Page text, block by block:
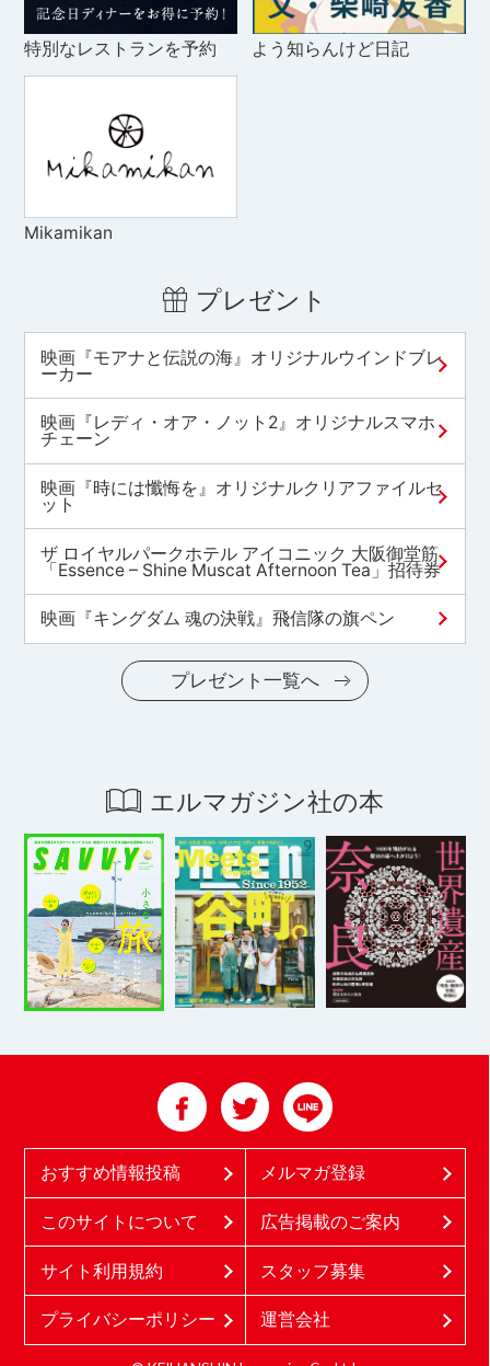
特別なレストランを予約 よう知らんけど日記
Mikamikan
プレゼント
映画『モアナと伝説の海』オリジナルウインドブレ
ーカー
映画『レディ・オア・ノット2』オリジナルスマホ
チェーン
映画『時には懺悔を』オリジナルクリアファイルセ
ット
ザ ロイヤルパークホテル アイコニック 大阪御堂筋
「Essence – Shine Muscat Afternoon Tea」招待券
映画『キングダム 魂の決戦』飛信隊の旗ペン
プレゼント一覧へ
エルマガジン社の本
おすすめ情報投稿 メルマガ登録
このサイトについて 広告掲載のご案内
サイト利用規約 スタッフ募集
プライバシーポリシー 運営会社